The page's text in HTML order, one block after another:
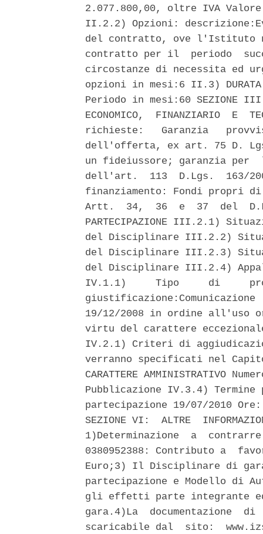
2.077.800,00, oltre IVA
II.2.2) Opzioni:
del contratto, ove l'Istituto
contratto per il  periodo
circostanze di necessita ed
opzioni in mesi:6 II.3) DURATA
Periodo in mesi:60 SEZIONE III:
ECONOMICO,  FINANZIARIO
richieste:   Garanzia
dell'offerta, ex art. 75 D.
un fideiussore; garanzia
dell'art.  113  D.Lgs.  163/
finanziamento: Fondi propri
Artt.  34,  36  e  37  del
PARTECIPAZIONE III.2.1)
del Disciplinare III.2.2)
del Disciplinare III.2.3)
del Disciplinare III.2.4) Appalti
IV.1.1)     Tipo     di
giustificazione:Comunicazione
19/12/2008 in ordine all'uso
virtu del carattere
IV.2.1) Criteri di
verranno specificati nel
CARATTERE AMMINISTRATIVO
Pubblicazione IV.3.4)
partecipazione 19/07/2010
SEZIONE VI:  ALTRE
1)Determinazione  a
0380952388: Contributo a
Euro;3) Il Disciplinare di
partecipazione e Modello di
gli effetti parte integrante
gara.4)La  documentazione
scaricabile dal  sito: